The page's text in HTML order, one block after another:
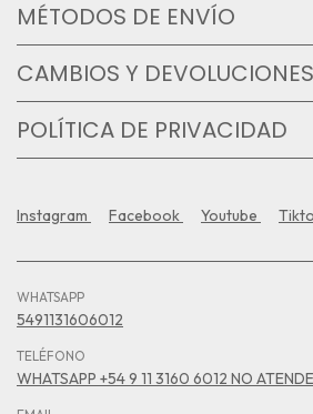
MÉTODOS DE ENVÍO
CAMBIOS Y DEVOLUCIONES
POLÍTICA DE PRIVACIDAD
Instagram Facebook Youtube
WHATSAPP
5491131606012
TELÉFONO
WHATSAPP +54 9 11 3160 6012 NO